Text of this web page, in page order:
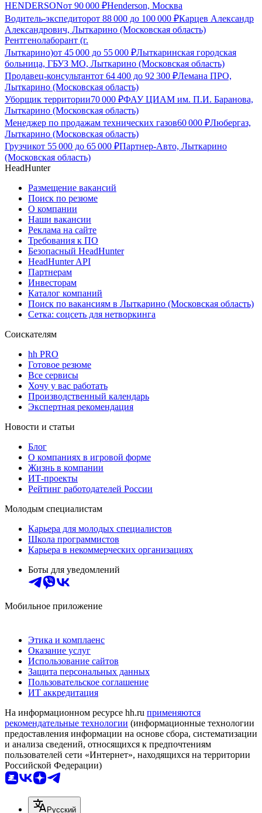
HENDERSONот 90 000 ₽Henderson, Москва
Водитель-экспедиторот 88 000 до 100 000 ₽Карцев Александр
Александрович, Лыткарино (Московская область)
Рентгенолаборант (г.
Лыткарино)от 45 000 до 55 000 ₽Лыткаринская городская
больница, ГБУЗ МО, Лыткарино (Московская область)
Продавец-консультантот 64 400 до 92 300 ₽Лемана ПРО,
Лыткарино (Московская область)
Уборщик территории70 000 ₽ФАУ ЦИАМ им. П.И. Баранова,
Лыткарино (Московская область)
Менеджер по продажам технических газов60 000 ₽Любергаз,
Лыткарино (Московская область)
Грузчикот 55 000 до 65 000 ₽Партнер-Авто, Лыткарино
(Московская область)
HeadHunter
Размещение вакансий
Поиск по резюме
О компании
Наши вакансии
Реклама на сайте
Требования к ПО
Безопасный HeadHunter
HeadHunter API
Партнерам
Инвесторам
Каталог компаний
Поиск по вакансиям в Лыткарино (Московская область)
Сетка: соцсеть для нетворкинга
Соискателям
hh PRO
Готовое резюме
Все сервисы
Хочу у вас работать
Производственный календарь
Экспертная рекомендация
Новости и статьи
Блог
О компаниях в игровой форме
Жизнь в компании
ИТ-проекты
Рейтинг работодателей России
Молодым специалистам
Карьера для молодых специалистов
Школа программистов
Карьера в некоммерческих организациях
Боты для уведомлений
Мобильное приложение
Этика и комплаенс
Оказание услуг
Использование сайтов
Защита персональных данных
Пользовательское соглашение
ИТ аккредитация
На информационном ресурсе hh.ru применяются
рекомендательные технологии (информационные технологии
предоставления информации на основе сбора, систематизации
и анализа сведений, относящихся к предпочтениям
пользователей сети «Интернет», находящихся на территории
Российской Федерации)
Русский